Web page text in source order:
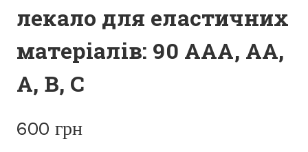
лекало для еластичних
матеріалів: 90 ААА, АА,
А, В, С
600 грн